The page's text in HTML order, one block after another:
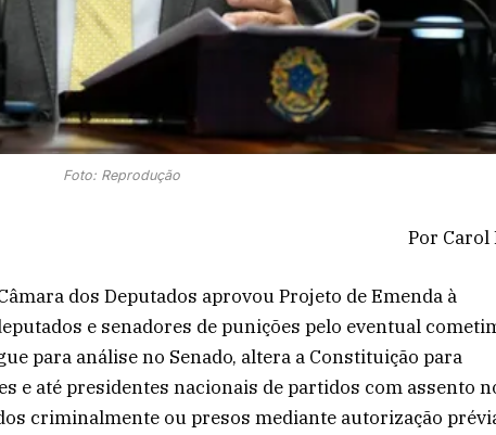
Foto: Reprodução
Por Carol
dos Deputados aprovou Projeto de Emenda à
e senadores de punições pelo eventual
para análise no Senado, altera a Constituição para
e até presidentes nacionais de partidos com assento
criminalmente ou presos mediante autorização